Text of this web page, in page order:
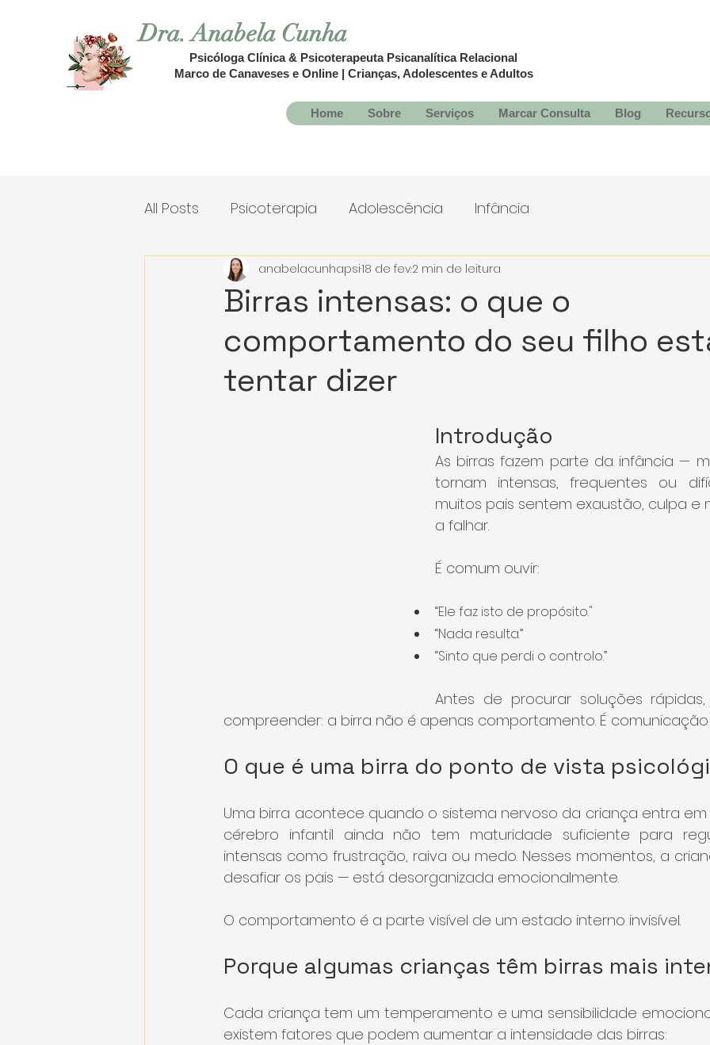
Dra. Anabela Cunha
Psicóloga Clínica & PsicoterapeutaPsicanalítica Relacional
Marco de Canaveses e Online | Crianças, Adolescentes e Adultos
Home Sobre Serviços Marcar Consulta Blog
All Posts Psicoterapia Adolescência Infância
Birras intensas: o que o
comportamento do seu filho
tentar dizer
anabelacunhapsi18 de fev.2 min de leitura
Introdução
As birras fazem parte da infância —
tornam intensas, frequentes ou
muitos pais sentem exaustão, culpa e
a falhar.
É comum ouvir:
“Ele faz isto de propósito."
“Nada resulta.”
“Sinto que perdi o controlo.”
Antes de procurar soluções
compreender: a birra não é apenas comportamento. É
O que é uma birra do ponto de vista
Uma birra acontece quando o sistema nervoso da criança entra em
cérebro infantil ainda não tem maturidade suficiente para
intensas como frustração, raiva ou medo. Nesses momentos, a
desafiar os pais — está desorganizada emocionalmente.
O comportamento é a parte visível de um estado interno invisível.
Porque algumas crianças têm birras mais
Cada criança tem um temperamento e uma sensibilidade
existem fatores que podem aumentar a intensidade das birras: